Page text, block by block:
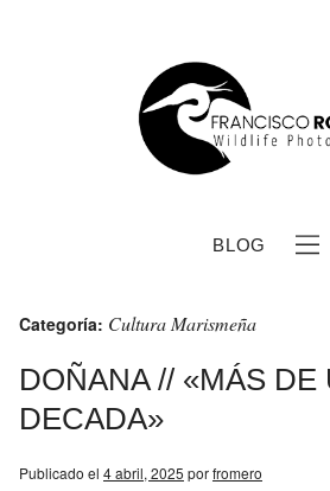
BLOG
Categoría: Cultura Marismeña
DOÑANA // «MÁS DE
DECADA»
Publicado el 4 abril, 2025 porfromero